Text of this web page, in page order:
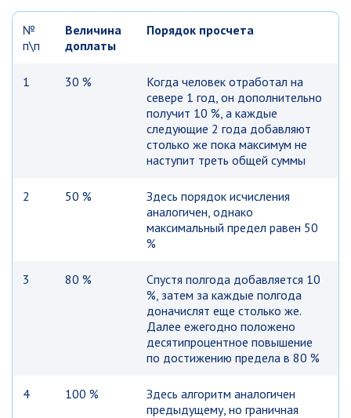
№
п\п
Величина
доплаты
Порядок просчета
1 30 %
Когда человек отработал на
севере 1 год, он дополнительно
получит 10 %, а каждые
следующие 2 года добавляют
столько же пока максимум не
наступит треть общей суммы
2 50 %
Здесь порядок исчисления
аналогичен, однако
максимальный предел равен 50
%
3 80 %
Спустя полгода добавляется 10
%, затем за каждые полгода
доначислят еще столько же.
Далее ежегодно положено
десятипроцентное повышение
по достижению предела в 80 %
4 100 %
Здесь алгоритм аналогичен
предыдущему, но граничная